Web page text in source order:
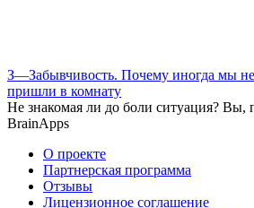
З—Забывчивость. Почему иногда мы
пришли в комнату
Не знакомая ли до боли ситуация? Вы,
BrainApps
О проекте
Партнерская программа
Отзывы
Лицензионное соглашение